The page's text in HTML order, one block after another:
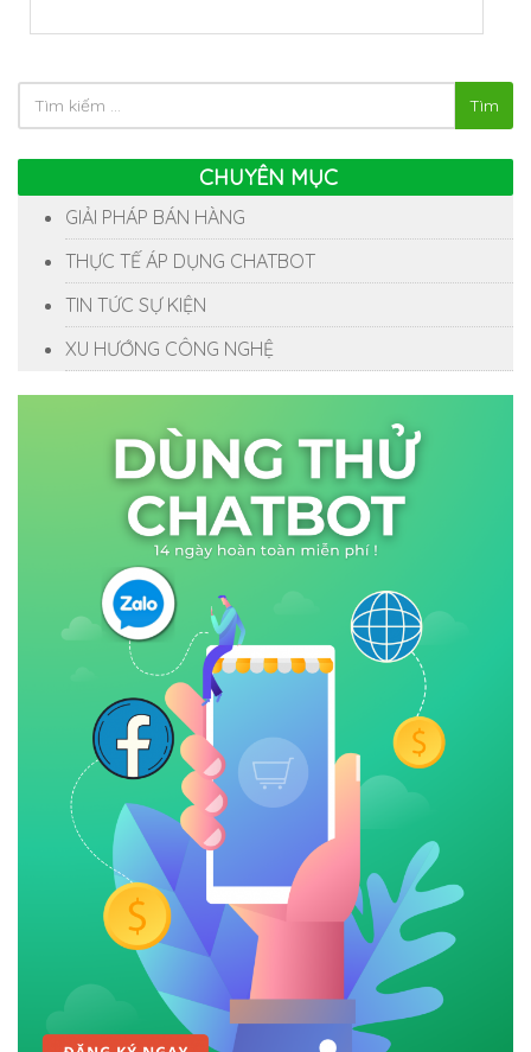
Tìm
CHUYÊN MỤC
GIẢI PHÁP BÁN HÀNG
THỰC TẾ ÁP DỤNG CHATBOT
TIN TỨC SỰ KIỆN
XU HƯỚNG CÔNG NGHỆ